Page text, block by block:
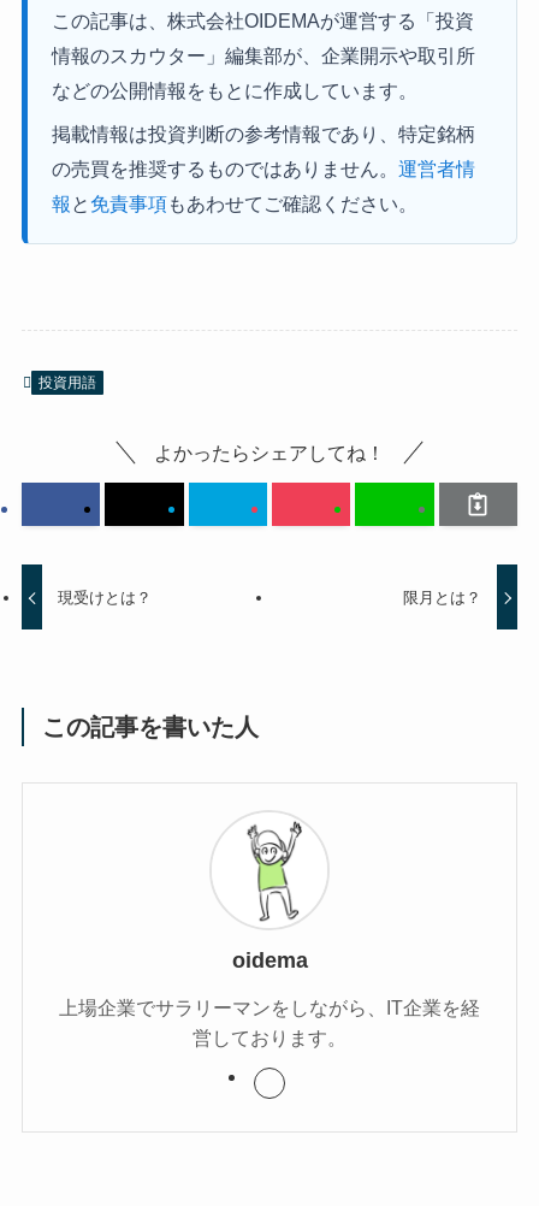
この記事は、株式会社OIDEMAが運営する「投資
情報のスカウター」編集部が、企業開示や取引所
などの公開情報をもとに作成しています。
掲載情報は投資判断の参考情報であり、特定銘柄
の売買を推奨するものではありません。運営者情
報 と 免責事項もあわせてご確認ください。
投資用語
よかったらシェアしてね！
現受けとは？ 限月とは？
この記事を書いた人
oidema
上場企業でサラリーマンをしながら、IT企業を経
営しております。